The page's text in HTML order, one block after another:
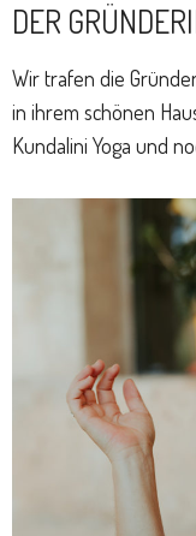
DER
Wir trafen die
in ihrem schönen
Kundalini Yoga und